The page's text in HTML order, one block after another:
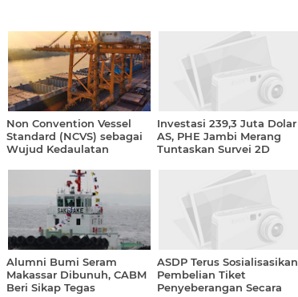
Non Convention Vessel
Standard (NCVS) sebagai
Wujud Kedaulatan
Investasi 239,3 Juta Dolar
AS, PHE Jambi Merang
Tuntaskan Survei 2D
Alumni Bumi Seram
Makassar Dibunuh, CABM
Beri Sikap Tegas
ASDP Terus Sosialisasikan
Pembelian Tiket
Penyeberangan Secara